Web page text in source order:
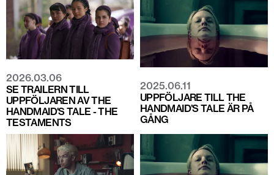
2026.03.06
SE TRAILERN TILL
UPPFÖLJAREN AV THE
HANDMAID'S TALE - THE
TESTAMENTS
2025.06.11
UPPFÖLJARE TILL THE
HANDMAID’S TALE ÄR PÅ
GÅNG